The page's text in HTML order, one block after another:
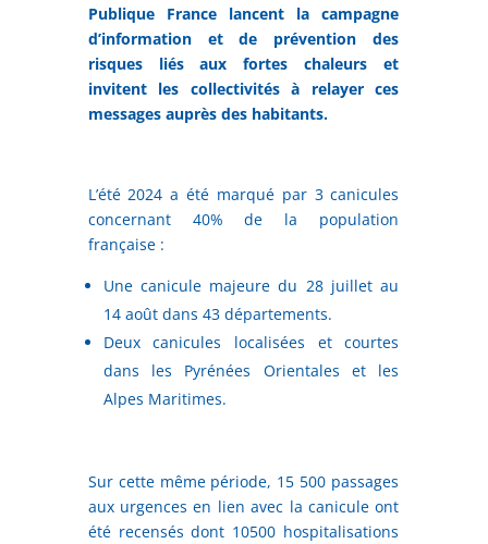
Publique France lancent la campagne
d’information et de prévention des
risques liés aux fortes chaleurs et
invitent les collectivités à relayer ces
messages auprès des habitants.
L’été 2024 a été marqué par 3 canicules
concernant 40% de la population
française :
Une canicule majeure du 28 juillet au
14 août dans 43 départements.
Deux canicules localisées et courtes
dans les Pyrénées Orientales et les
Alpes Maritimes.
Sur cette même période, 15 500 passages
aux urgences en lien avec la canicule ont
été recensés dont 10500 hospitalisations